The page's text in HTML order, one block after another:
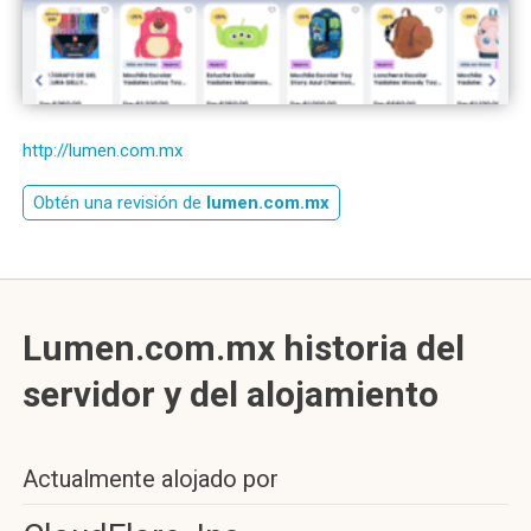
http://lumen.com.mx
Obtén una revisión de lumen.com.mx
Lumen.com.mx historia del
servidor y del alojamiento
Actualmente alojado por